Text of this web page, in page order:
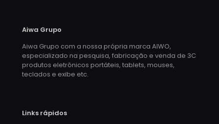
Aiwa Grupo
Aiwa Grupo com a nossa própria marca AIWO,
especializado na pesquisa, fabricação e venda de 3C
produtos eletrônicos portáteis, tablets, mouses,
teclados e exibe etc.
Links rápidos